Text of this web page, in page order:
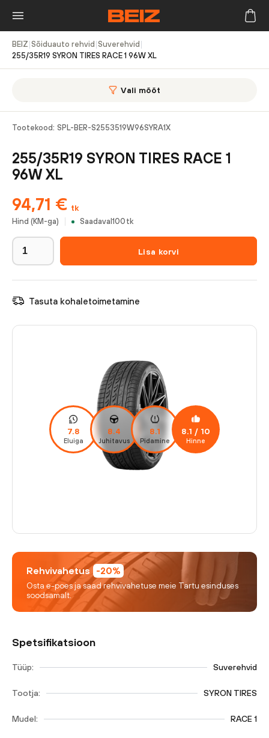
BEIZ Sõiduauto rehvid Suverehvid
255/35R19 SYRON TIRES RACE 1 96W XL
Vali mõõt
7.8
Eluiga
8.4
Juhitavus
8.1
Pidamine
8.1 / 10
Hinne
Rehvivahetus -20%
Osta e-poes ja saad rehvivahetuse meie Tartu esinduses
soodsamalt.
Spetsifikatsioon
Tüüp: Suverehvid
Tootja: SYRON TIRES
Mudel: RACE 1
Tootekood: SPL-BER-S2553519W96SYRA1X
255/35R19 SYRON TIRES RACE 1
96W XL
94,71 € tk
Hind (KM-ga) Saadaval 100 tk
Lisa korvi
Tasuta kohaletoimetamine